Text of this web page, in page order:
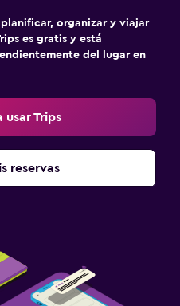
organizar y viajar
es gratis y está
del lugar en
usar Trips
reservas